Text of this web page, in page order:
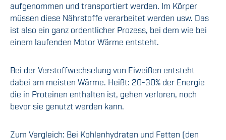
aufgenommen und transportiert werden. Im Körper
müssen diese Nährstoffe verarbeitet werden usw. Das
ist also ein ganz ordentlicher Prozess, bei dem wie bei
einem laufenden Motor Wärme entsteht.
Bei der Verstoffwechselung von Eiweißen entsteht
dabei am meisten Wärme. Heißt: 20-30% der Energie
die in Proteinen enthalten ist, gehen verloren, noch
bevor sie genutzt werden kann.
Zum Vergleich: Bei Kohlenhydraten und Fetten (den